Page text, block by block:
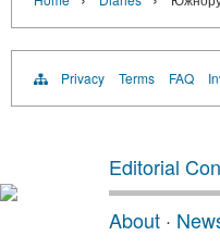
Privacy Terms FAQ
Editorial
About ·